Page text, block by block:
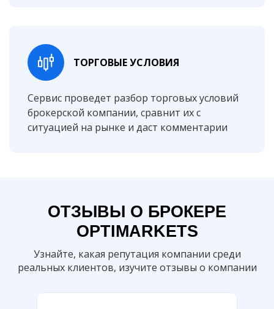
ТОРГОВЫЕ УСЛОВИЯ
Сервис проведет разбор торговых условий
брокерской компании, сравнит их с
ситуацией на рынке и даст комментарии
ОТЗЫВЫ О БРОКЕРЕ
OPTIMARKETS
Узнайте, какая репутация компании среди
реальных клиентов, изучите отзывы о компании